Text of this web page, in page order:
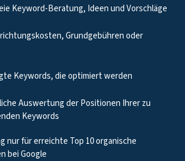
Keyword-Beratung, Ideen und Vorschläge
Grundgebühren oder
Keywords, die optimiert werden
Auswertung der Positionen Ihrer zu
Keywords
nur für erreichte Top 10 organische
bei Google